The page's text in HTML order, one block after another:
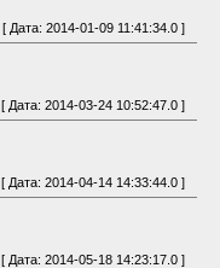
[ Дата: 2014-01-09 11:41:34.0 ]
[ Дата: 2014-03-24 10:52:47.0 ]
[ Дата: 2014-04-14 14:33:44.0 ]
[ Дата: 2014-05-18 14:23:17.0 ]